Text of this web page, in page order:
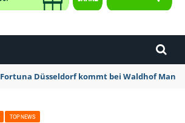
Fortuna Düsseldorf kommt bei Waldhof
TOP NEWS